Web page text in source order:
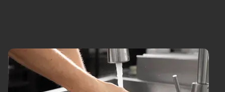
Agronegócios
Brasil
Brasil Mineral
Comportamento
Cultura
Economia
Meio Ambiente
Podcast
Política